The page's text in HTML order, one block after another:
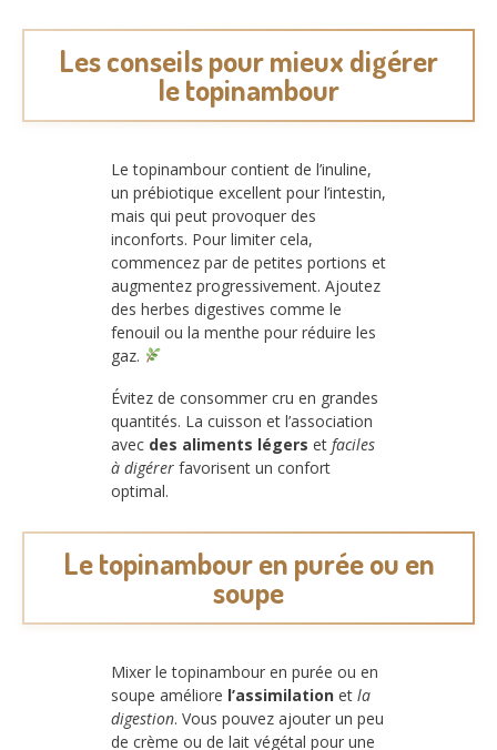
Les conseils pour mieux digérer
le topinambour
Le topinambour contient de l’inuline,
un prébiotique excellent pour l’intestin,
mais qui peut provoquer des
inconforts. Pour limiter cela,
commencez par de petites portions et
augmentez progressivement. Ajoutez
des herbes digestives comme le
fenouil ou la menthe pour réduire les
gaz.
Évitez de consommer cru en grandes
quantités. La cuisson et l’association
avec des aliments légers et faciles
à digérer favorisent un confort
optimal.
Le topinambour en purée ou en
soupe
Mixer le topinambour en purée ou en
soupe améliore l’assimilation et la
digestion. Vous pouvez ajouter un peu
de crème ou de lait végétal pour une